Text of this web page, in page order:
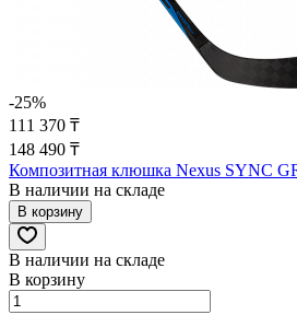
-25%
111 370 ₸
148 490 ₸
Композитная клюшка Nexus SYNC
В наличии на складе
В корзину
В наличии на складе
В корзину